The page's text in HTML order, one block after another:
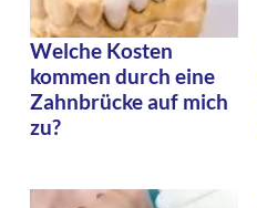
Welche Kosten
kommen durch eine
Zahnbrücke auf mich
zu?